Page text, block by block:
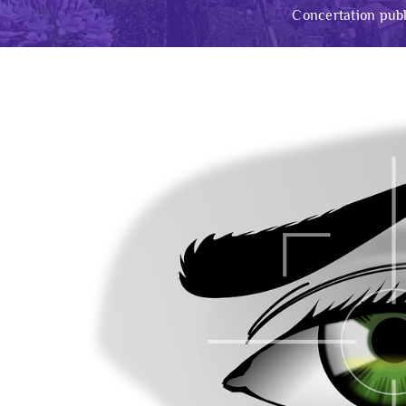
Concertation